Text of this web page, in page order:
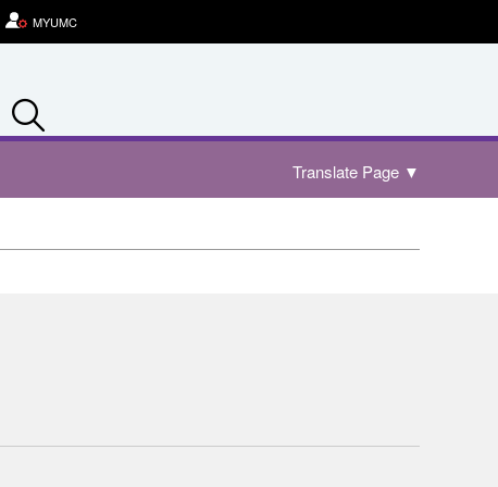
MYUMC
Translate Page ▼